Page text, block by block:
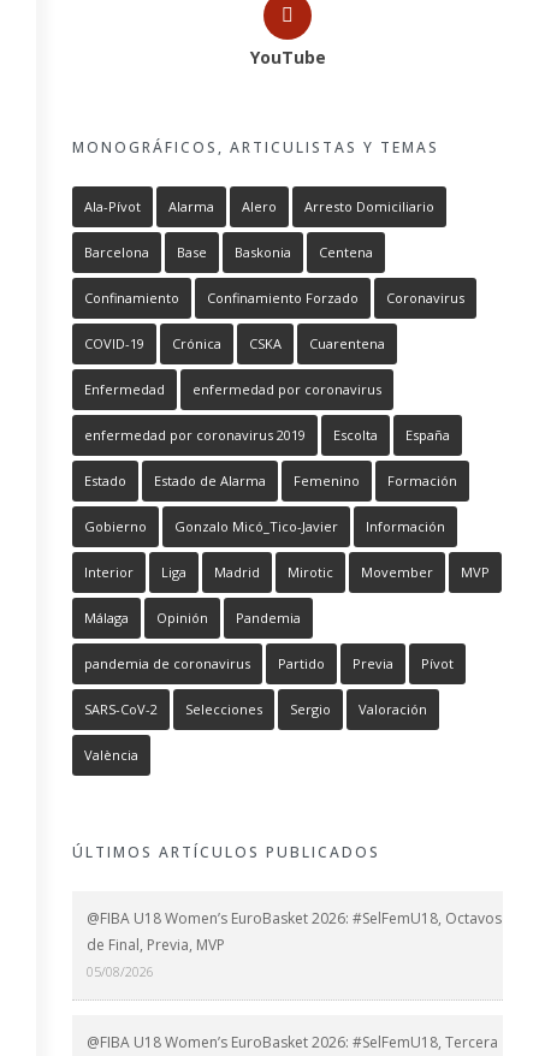
YouTube
MONOGRÁFICOS, ARTICULISTAS Y TEMAS
Ala-Pívot Alarma Alero Arresto Domiciliario
Barcelona Base Baskonia Centena
Confinamiento Confinamiento Forzado Coronavirus
COVID-19 Crónica CSKA Cuarentena
Enfermedad enfermedad por coronavirus
enfermedad por coronavirus 2019 Escolta España
Estado Estado de Alarma Femenino Formación
Gobierno Gonzalo Micó_Tico-Javier Información
Interior Liga Madrid Mirotic Movember MVP
Málaga Opinión Pandemia
pandemia de coronavirus Partido Previa Pívot
SARS-CoV-2 Selecciones Sergio Valoración
València
ÚLTIMOS ARTÍCULOS PUBLICADOS
@FIBA U18 Women’s EuroBasket 2026: #SelFemU18, Octavos
de Final, Previa, MVP
05/08/2026
@FIBA U18 Women’s EuroBasket 2026: #SelFemU18, Tercera